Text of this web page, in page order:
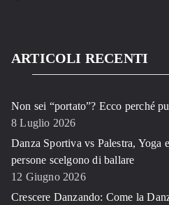
ARTICOLI RECENTI
Non sei “portato”? Ecco perché
8 Luglio 2026
Danza Sportiva vs Palestra, Yoga
persone scelgono di ballare
12 Giugno 2026
Crescere Danzando: Come la